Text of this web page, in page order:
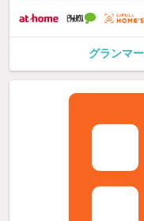
グランマ